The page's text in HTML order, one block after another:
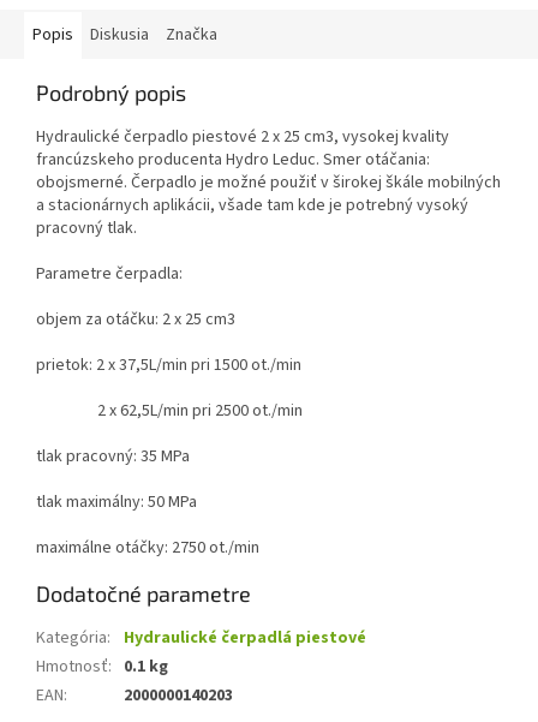
Popis Diskusia Značka
Podrobný popis
Hydraulické čerpadlo piestové 2 x 25 cm3, vysokej kvality
francúzskeho producenta Hydro Leduc. Smer otáčania:
obojsmerné. Čerpadlo je možné použiť v širokej škále mobilných
a stacionárnych aplikácii, všade tam kde je potrebný vysoký
pracovný tlak.
Parametre čerpadla:
objem za otáčku: 2 x 25 cm3
prietok: 2 x 37,5L/min pri 1500 ot./min
2 x 62,5L/min pri 2500 ot./min
tlak pracovný: 35 MPa
tlak maximálny: 50 MPa
maximálne otáčky: 2750 ot./min
Dodatočné parametre
Kategória:
Hydraulické čerpadlá piestové
Hmotnosť: 0.1 kg
EAN: 2000000140203